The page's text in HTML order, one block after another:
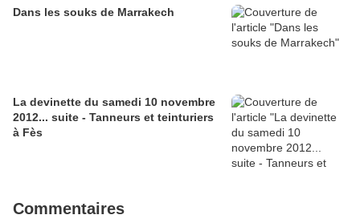
Dans les souks de Marrakech
La devinette du samedi 10 novembre
2012... suite - Tanneurs et teinturiers
à Fès
Commentaires